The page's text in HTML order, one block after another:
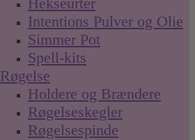
Intentions Pulver og Olie
Simmer Pot
Spell-kits
Røgelse
Holdere og Brændere
Røgelseskegler
Røgelsespinde